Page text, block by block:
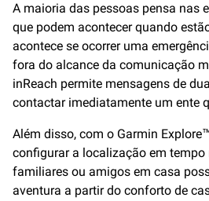
A maioria das pessoas pensa nas
que podem acontecer quando
acontece se ocorrer uma
fora do alcance da comunicação
inReach permite mensagens de
contactar imediatamente um ente
Além disso, com o Garmin
configurar a localização em tempo
familiares ou amigos em casa
aventura a partir do conforto de